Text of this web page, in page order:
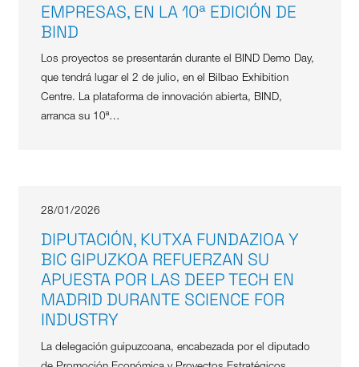
EMPRESAS, EN LA 10ª EDICIÓN DE
BIND
Los proyectos se presentarán durante el BIND Demo Day,
que tendrá lugar el 2 de julio, en el Bilbao Exhibition
Centre. La plataforma de innovación abierta, BIND,
arranca su 10ª…
28/01/2026
DIPUTACIÓN, KUTXA FUNDAZIOA Y
BIC GIPUZKOA REFUERZAN SU
APUESTA POR LAS DEEP TECH EN
MADRID DURANTE SCIENCE FOR
INDUSTRY
La delegación guipuzcoana, encabezada por el diputado